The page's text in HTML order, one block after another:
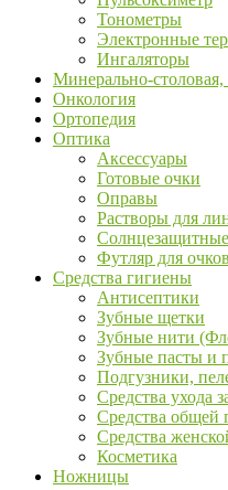
Тонометры
Электронные
Ингаляторы
Минерально-столовая,
Онкология
Ортопедия
Оптика
Аксессуары
Готовые очки
Оправы
Растворы для
Футляр для очков
Средства гигиены
Антисептики
Зубные щетки
Зубные нити
Зубные пасты и
Подгузники,
Средства ухода
Средства общей
Средства
Косметика
Ножницы